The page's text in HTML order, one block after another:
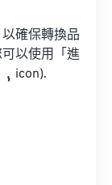
確保轉換品
以使用「進
icon).